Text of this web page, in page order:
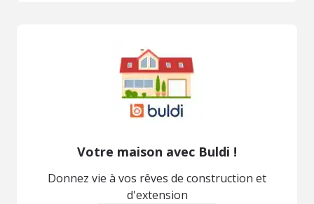
Votre maison avec Buldi !
Donnez vie à vos rêves de construction et
d'extension